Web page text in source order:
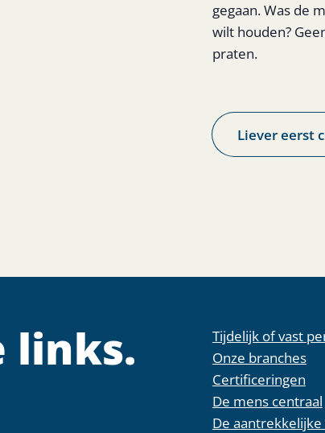
gegaan. Was de
wilt houden?
praten.
Liever eerst
links.
Tijdelijk of vast
Onze branches
Certificeringen
De mens centraal
De